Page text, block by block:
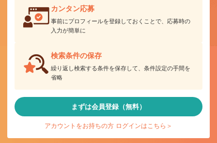
カンタン応募
事前にプロフィールを登録しておくことで、応募時の
入力が簡単に
検索条件の保存
繰り返し検索する条件を保存して、条件設定の手間を
省略
まずは会員登録（無料）
アカウントをお持ちの方 ログインはこちら＞